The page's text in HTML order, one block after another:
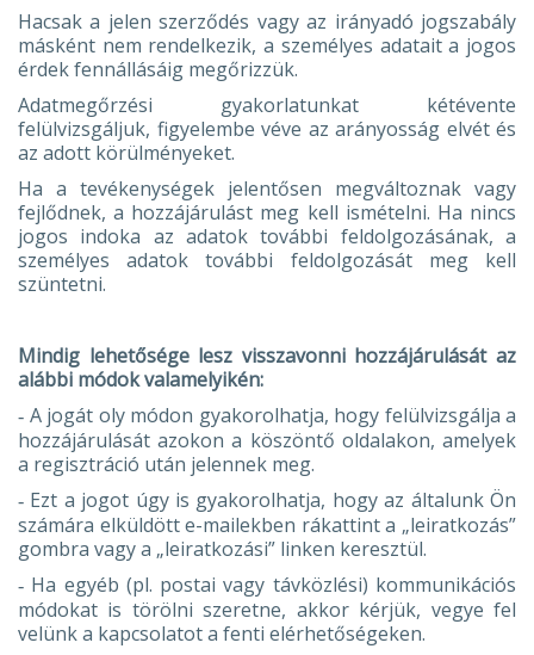
Hacsak a jelen szerződés vagy az irányadó jogszabály
másként nem rendelkezik, a személyes adatait a jogos
érdek fennállásáig megőrizzük.
Adatmegőrzési gyakorlatunkat kétévente
felülvizsgáljuk, figyelembe véve az arányosság elvét és
az adott körülményeket.
Ha a tevékenységek jelentősen megváltoznak vagy
fejlődnek, a hozzájárulást meg kell ismételni. Ha nincs
jogos indoka az adatok további feldolgozásának, a
személyes adatok további feldolgozását meg kell
szüntetni.
Mindig lehetősége lesz visszavonni hozzájárulását az
alábbi módok valamelyikén:
- A jogát oly módon gyakorolhatja, hogy felülvizsgálja a
hozzájárulását azokon a köszöntő oldalakon, amelyek
a regisztráció után jelennek meg.
- Ezt a jogot úgy is gyakorolhatja, hogy az általunk Ön
számára elküldött e-mailekben rákattint a „leiratkozás”
gombra vagy a „leiratkozási” linken keresztül.
- Ha egyéb (pl. postai vagy távközlési) kommunikációs
módokat is törölni szeretne, akkor kérjük, vegye fel
velünk a kapcsolatot a fenti elérhetőségeken.